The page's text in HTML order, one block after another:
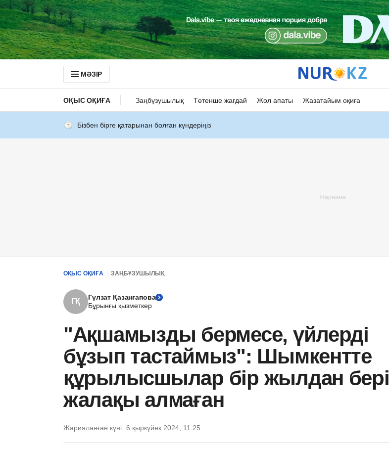
МӘЗІР
ОҚЫС ОҚИҒА Заңбұзушылық Төтенше жағдай Жол апаты Жазатайым оқиға
Бізбен бірге қатарынан болған күндеріңіз
ОҚЫС ОҚИҒА ЗАҢБҰЗУШЫЛЫҚ
ГҚ
Гүлзат Қазанғапова
Бұрынғы қызметкер
"Ақшамызды бермесе, үйлерді
бұзып тастаймыз": Шымкентте
құрылысшылар бір жылдан бері
жалақы алмаған
Жарияланған күні: 6 қыркүйек 2024, 11:25